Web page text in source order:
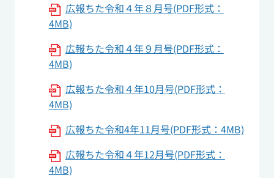
広報ちた令和４年８月号(PDF形式：
4MB)
広報ちた令和４年９月号(PDF形式：
4MB)
広報ちた令和４年10月号(PDF形式：
4MB)
広報ちた令和4年11月号(PDF形式：4MB)
広報ちた令和４年12月号(PDF形式：
4MB)